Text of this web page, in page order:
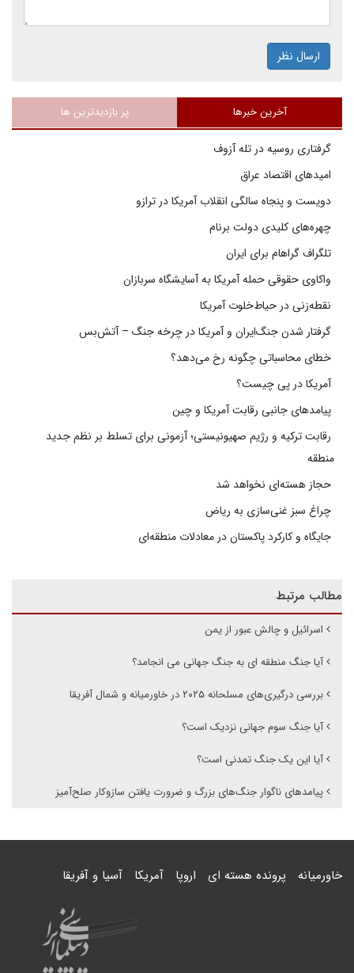
ارسال نظر
آخرین خبرها پر بازدیدترین ها
گرفتاری روسیه در تله آزوف
امیدهای اقتصاد عراق
دویست و پنجاه سالگی انقلاب آمریکا در ترازو
چهره‌های کلیدی دولت برنام
تلگراف گراهام برای ایران
واکاوی حقوقی حمله آمریکا به آسایشگاه سربازان
نقطه‌زنی در حیاط‌خلوت آمریکا
گرفتار شدن جنگ‌ایران و آمریکا در چرخه جنگ – آتش‌بس
خطای محاسباتی چگونه رخ می‌دهد؟
آمریکا در پی چیست؟
پیامدهای جانبی رقابت آمریکا و چین
رقابت ترکیه و رژیم صهیونیستی؛ آزمونی برای تسلط بر نظم جدید
منطقه
حجاز هسته‌ای نخواهد شد
چراغ سبز غنی‌سازی به ریاض
جایگاه و کارکرد پاکستان در معادلات منطقه‌ای
مطالب مرتبط
اسرائیل و چالش عبور از یمن
آیا جنگ منطقه ای به جنگ جهانی می انجامد؟
بررسی درگیری‌های مسلحانه ۲۰۲۵ در خاورمیانه و شمال آفریقا
آیا جنگ سوم جهانی نزدیک است؟
آیا این یک جنگ تمدنی است؟
پیامدهای ناگوار جنگ‌های بزرگ و ضرورت یافتن سازوکار صلح‌آمیز
خاورمیانه پرونده هسته ای اروپا آمریکا آسیا و آفریقا